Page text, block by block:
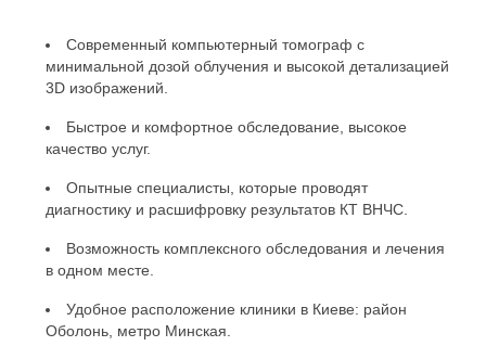
Современный компьютерный томограф с
минимальной дозой облучения и высокой детализацией
3D изображений.
Быстрое и комфортное обследование, высокое
качество услуг.
Опытные специалисты, которые проводят
диагностику и расшифровку результатов КТ ВНЧС.
Возможность комплексного обследования и лечения
в одном месте.
Удобное расположение клиники в Киеве: район
Оболонь, метро Минская.